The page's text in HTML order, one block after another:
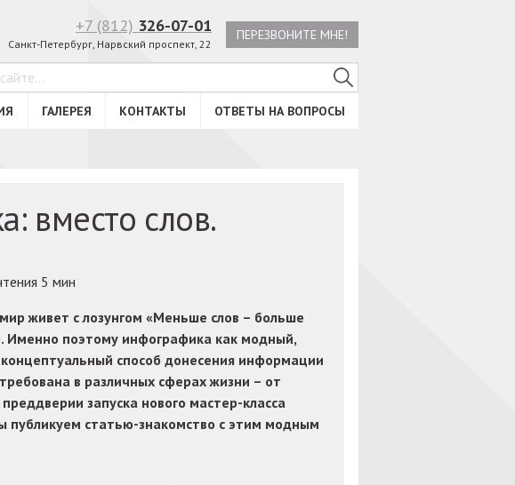
+7 (812) 326-07-01
Санкт-Петербург, Нарвский проспект, 22
ПЕРЕЗВОНИТЕ МНЕ!
ГАЛЕРЕЯ КОНТАКТЫ ОТВЕТЫ НА ВОПРОСЫ
вместо слов.
5 мин
живет с лозунгом «Меньше слов – больше
Именно поэтому инфографика как модный,
способ донесения информации
в различных сферах жизни – от
запуска нового мастер-класса
публикуем статью-знакомство с этим модным